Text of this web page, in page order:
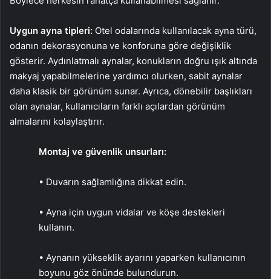
Uygun ayna tipleri: Otel odalarında kullanılacak ayna türü,
odanın dekorasyonuna ve konforuna göre değişiklik
gösterir. Aydınlatmalı aynalar, konukların doğru ışık altında
makyaj yapabilmelerine yardımcı olurken, sabit aynalar
daha klasik bir görünüm sunar. Ayrıca, dönebilir başlıkları
olan aynalar, kullanıcıların farklı açılardan görünüm
almalarını kolaylaştırır.
Montaj ve güvenlik unsurları:
• Duvarın sağlamlığına dikkat edin.
• Ayna için uygun vidalar ve köşe destekleri
kullanın.
• Aynanın yükseklik ayarını yaparken kullanıcının
boyunu göz önünde bulundurun.